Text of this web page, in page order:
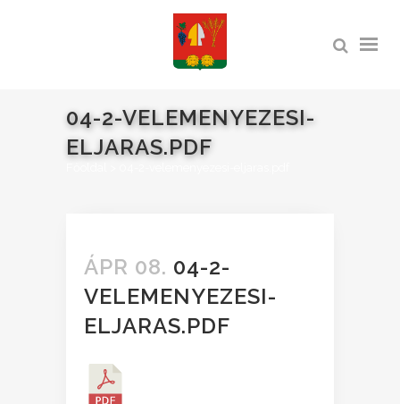
04-2-VELEMENYEZESI-
ELJARAS.PDF
ÁPR 08. 04-2-
VELEMENYEZESI-
ELJARAS.PDF